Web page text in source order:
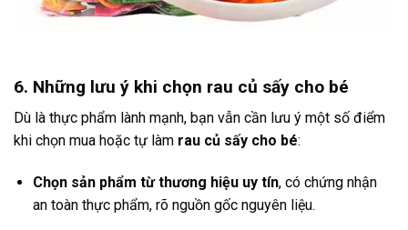
6. Những lưu ý khi chọn rau củ sấy cho bé
Dù là thực phẩm lành mạnh, bạn vẫn cần lưu ý một số điểm
khi chọn mua hoặc tự làm rau củ sấy cho bé:
Chọn sản phẩm từ thương hiệu uy tín, có chứng nhận
an toàn thực phẩm, rõ nguồn gốc nguyên liệu.